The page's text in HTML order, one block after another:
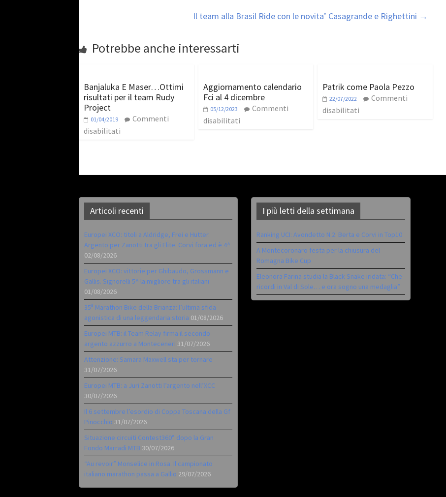
Il team alla Brasil Ride con le novita’ Casagrande e Righettini →
Potrebbe anche interessarti
Banjaluka E Maser…Ottimi
risultati per il team Rudy
Project
01/04/2019
Commenti
disabilitati
Aggiornamento calendario
Fci al 4 dicembre
05/12/2023
Commenti
disabilitati
Patrik come Paola Pezzo
22/07/2022
Commenti
disabilitati
Articoli recenti
Europei XCO: titoli a Aldridge, Frei e Hutter.
Argento per Zanotti tra gli Elite. Corvi fora ed è 4^
02/08/2026
Europei XCO: vittorie per Ghibaudo, Grossmann e
Gallis. Signorelli 5^ la migliore tra gli italiani
01/08/2026
35ª Marathon Bike della Brianza: l’ultima sfida
agonistica di una leggendaria storia 01/08/2026
Europei MTB: il Team Relay firma il secondo
argento azzurro a Monteceneri 31/07/2026
Attenzione: Samara Maxwell sta per tornare
31/07/2026
Europei MTB: a Juri Zanotti l’argento nell’XCC
30/07/2026
Il 6 settembre l’esordio di Coppa Toscana della Gf
Pinocchio 31/07/2026
Situazione circuiti Contest360° dopo la Gran
Fondo Marradi MTB 30/07/2026
“Au revoir” Monselice in Rosa. Il campionato
italiano marathon passa a Gallio 29/07/2026
I più letti della settimana
Ranking UCI: Avondetto N.2. Berta e Corvi in Top10
A Montecoronaro festa per la chiusura del
Romagna Bike Cup
Eleonora Farina studia la Black Snake iridata: “Che
ricordi in Val di Sole… e ora sogno una medaglia”